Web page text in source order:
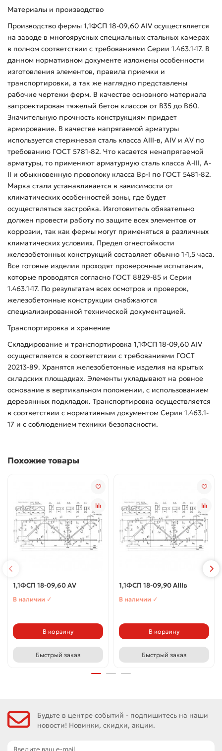
Материалы и производство
Производство фермы 1,1ФСП 18-09,60 АIV осуществляется
на заводе в многоярусных специальных стальных камерах
в полном соответствии с требованиями Серии 1.463.1-17. В
данном нормативном документе изложены особенности
изготовления элементов, правила приемки и
транспортировки, а так же наглядно представлены
рабочие чертежи ферм. В качестве основного материала
запроектирован тяжелый бетон классов от B35 до B60.
Значительную прочность конструкциям придает
армирование. В качестве напрягаемой арматуры
используется стержневая сталь класса AIII-в, AIV и AV по
требованию ГОСТ 5781-82. Что касается ненапрягаемой
арматуры, то применяют арматурную сталь класса A-III, A-
II и обыкновенную проволоку класса Bp-I по ГОСТ 5481-82.
Марка стали устанавливается в зависимости от
климатических особенностей зоны, где будет
осуществляться застройка. Изготовитель обязательно
должен провести работу по защите всех элементов от
коррозии, так как фермы могут применяться в различных
климатических условиях. Предел огнестойкости
железобетонных конструкций составляет обычно 1-1,5 часа.
Все готовые изделия проходят проверочные испытания,
которые проводятся согласно ГОСТ 8829-85 и Серии
1.463.1-17. По результатам всех осмотров и проверок,
железобетонные конструкции снабжаются
специализированной технической документацией.
Транспортировка и хранение
Складирование и транспортировка 1,1ФСП 18-09,60 АIV
осуществляется в соответствии с требованиями ГОСТ
20213-89. Хранятся железобетонные изделия на крытых
складских площадках. Элементы укладывают на ровное
основание в вертикальном положении, с использованием
деревянных подкладок. Транспортировка осуществляется
в соответствии с нормативным документом Серия 1.463.1-
17 и с соблюдением техники безопасности.
Похожие товары
1,1ФСП 18-09,60 АV
В наличии ✓
В корзину
Быстрый заказ
1,1ФСП 18-09,90 АIIIв
В наличии ✓
В корзину
Быстрый заказ
Будьте в центре событий - подпишитесь на наши
новости! Новинки, скидки, акции.